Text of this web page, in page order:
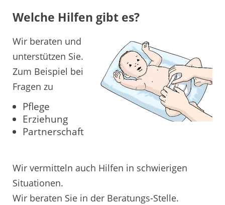
Welche Hilfen gibt es?
Wir beraten und
unterstützen Sie.
Zum Beispiel bei
Fragen zu
Pflege
Erziehung
Partnerschaft
Wir vermitteln auch Hilfen in schwierigen
Situationen.
Wir beraten Sie in der Beratungs-Stelle.